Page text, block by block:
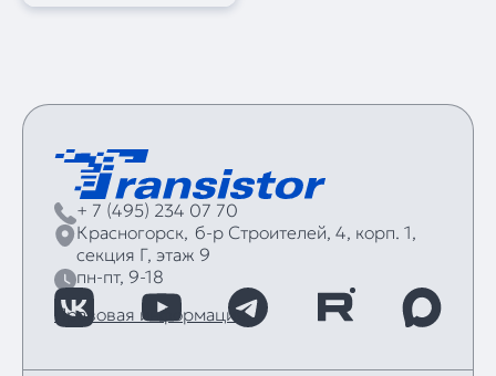
+ 7 (495) 234 07 70
Красногорск, б‑р Строителей, 4, корп. 1,
секция Г, этаж 9
пн-пт, 9-18
Правовая информация